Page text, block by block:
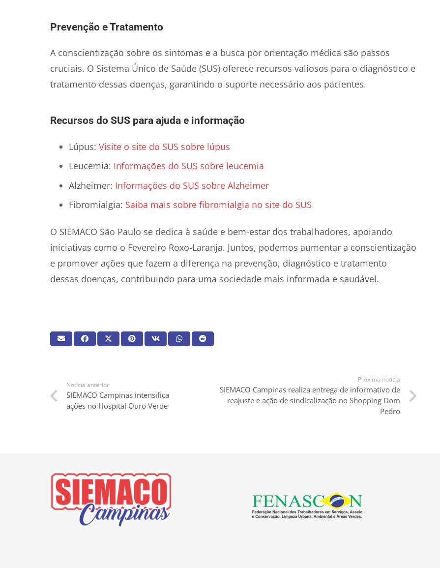
Prevenção e Tratamento
A conscientização sobre os sintomas e a busca por orientação médica são passos
cruciais. O Sistema Único de Saúde (SUS) oferece recursos valiosos para o diagnóstico e
tratamento dessas doenças, garantindo o suporte necessário aos pacientes.
Recursos do SUS para ajuda e informação
Lúpus: Visite o site do SUS sobre lúpus
Leucemia: Informações do SUS sobre leucemia
Alzheimer: Informações do SUS sobre Alzheimer
Fibromialgia: Saiba mais sobre fibromialgia no site do SUS
O SIEMACO São Paulo se dedica à saúde e bem-estar dos trabalhadores, apoiando
iniciativas como o Fevereiro Roxo-Laranja. Juntos, podemos aumentar a conscientização
e promover ações que fazem a diferença na prevenção, diagnóstico e tratamento
dessas doenças, contribuindo para uma sociedade mais informada e saudável.
Notícia anterior
SIEMACO Campinas intensifica
ações no Hospital Ouro Verde
Próxima notícia
SIEMACO Campinas realiza entrega de informativo de
reajuste e ação de sindicalização no Shopping Dom
Pedro